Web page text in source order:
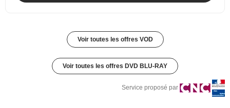
Voir toutes les offres VOD
Voir toutes les offres DVD BLU-RAY
Service proposé par